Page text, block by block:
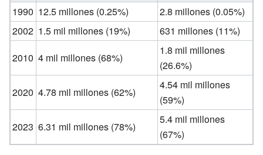
1990 12.5 millones (0.25%)
2.8 millones (0.05%)
2002 1.5 mil millones (19%)
631 millones (11%)
2010 4 mil millones (68%)
1.8 mil millones
(26.6%)
2020 4.78 mil millones (62%)
4.54 mil millones
(59%)
2023 6.31 mil millones (78%)
5.4 mil millones
(67%)